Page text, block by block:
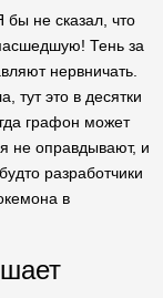
бы не сказал, что
Тень за
нервничать.
тут это в десятки
графон может
не оправдывают, и
разработчики
в